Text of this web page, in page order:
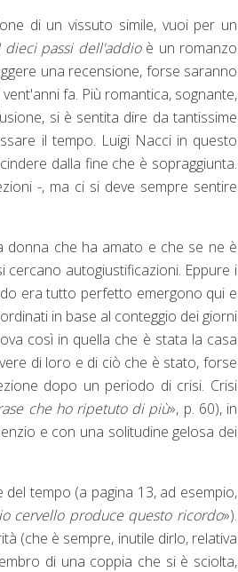
di un vissuto simile, vuoi per un
dieci passi dell'addio è un romanzo
una recensione, forse saranno
fa. Più romantica, sognante,
si è sentita dire da tantissime
il tempo. Luigi Nacci in questo
dalla fine che è sopraggiunta.
-, ma ci si deve sempre sentire
donna che ha amato e che se ne è
autogiustificazioni. Eppure i
era tutto perfetto emergono qui e
in base al conteggio dei giorni
così in quella che è stata la casa
di loro e di ciò che è stato, forse
dopo un periodo di crisi. Crisi
che ho ripetuto di più», p. 60), in
e con una solitudine gelosa dei
tempo (a pagina 13, ad esempio,
cervello produce questo ricordo»).
(che è sempre, inutile dirlo, relativa
di una coppia che si è sciolta,